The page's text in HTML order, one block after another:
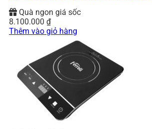
Quà ngon giá sốc
8.100.000 ₫
Thêm vào giỏ hàng